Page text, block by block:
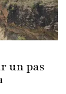
un pas